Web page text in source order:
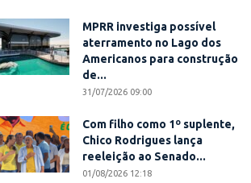
MPRR investiga possível
aterramento no Lago dos
Americanos para construção
de...
31/07/2026 09:00
Com filho como 1º suplente,
Chico Rodrigues lança
reeleição ao Senado...
01/08/2026 12:18